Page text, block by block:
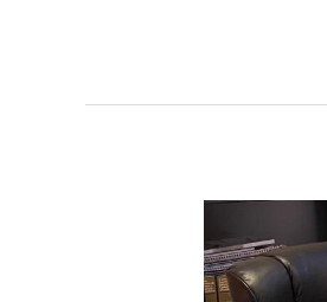
AMIGA:
Medicimad